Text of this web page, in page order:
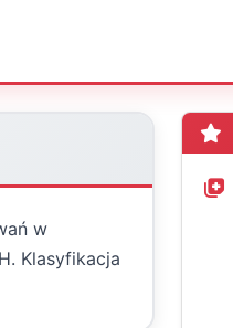
w
Klasyfikacja